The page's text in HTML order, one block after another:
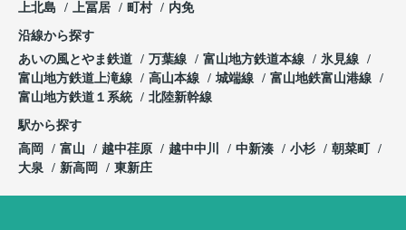
上北島
上冨居 町村 内免
沿線から探す
あいの風とやま鉄道
万葉線 富山地方鉄道本線
氷見線
富山地方鉄道上滝線
高山本線 城端線
富山地鉄富山港線
富山地方鉄道１系統
北陸新幹線
駅から探す
高岡
富山 越中荏原 越中中川 中新湊 小杉
朝菜町
大泉
新高岡 東新庄